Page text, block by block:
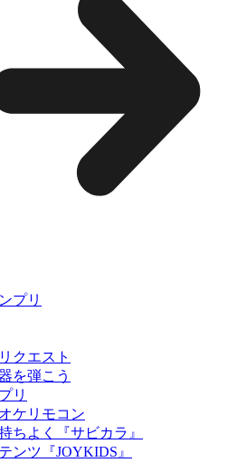
プリ
クエスト
を弾こう
リ
ケリモコン
ちよく『サビカラ』
ンツ『JOYKIDS』